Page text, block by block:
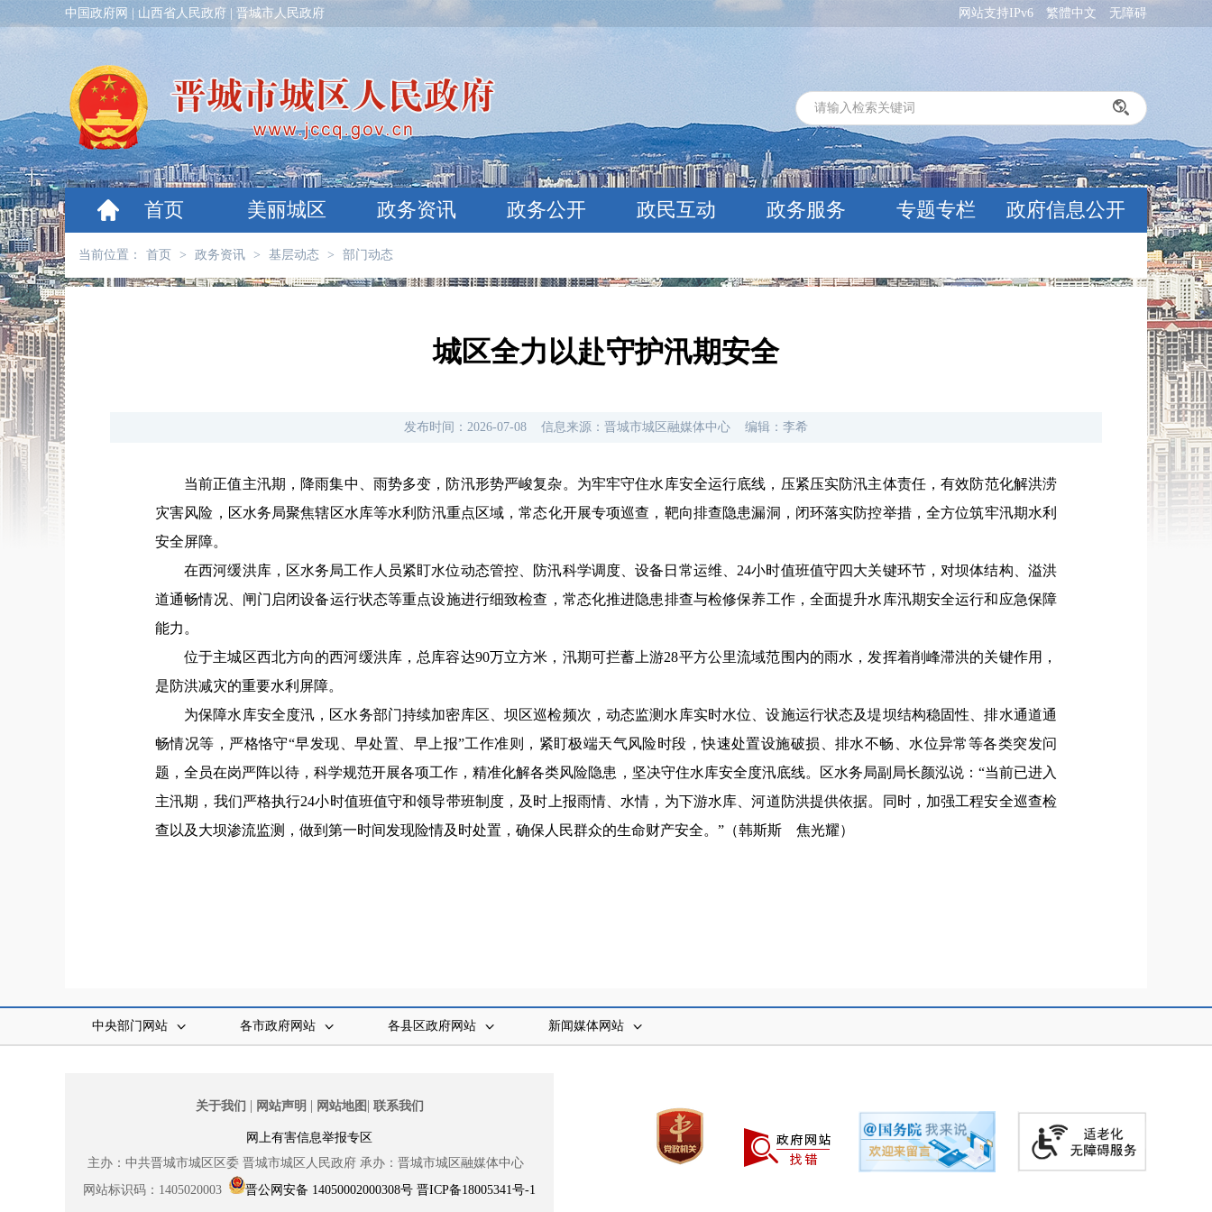
中国政府网 山西省人民政府 晋城市人民政府 网站支持IPv6 繁體中文 无障碍
首页 美丽城区 政务资讯 政务公开 政民互动 政务服务 专题专栏 政府信息公开
当前位置： 首页 > 政务资讯 > 基层动态 > 部门动态
城区全力以赴守护汛期安全
发布时间： 2026-07-08 信息来源： 晋城市城区融媒体中心 编辑： 李希
当前正值主汛期， 降雨集中、雨势多变， 防汛形势严峻复杂。 为牢牢守住水库安全运行底线， 压紧压实防汛主体责任，有效防范化解洪涝
灾害风险， 区水务局聚焦辖区水库等水利防汛重点区域，常态化开展专项巡查， 靶向排查隐患漏洞， 闭环落实防控举措， 全方位筑牢汛期水利
安全屏障。
在西河缓洪库，区水务局工作人员紧盯水位动态管控、防汛科学调度、设备日常运维、24小时值班值守四大关键环节，对坝体结构、溢洪
道通畅情况、闸门启闭设备运行状态等重点设施进行细致检查，常态化推进隐患排查与检修保养工作，全面提升水库汛期安全运行和应急保障
能力。
位于主城区西北方向的西河缓洪库，总库容达90万立方米，汛期可拦蓄上游28平方公里流域范围内的雨水，发挥着削峰滞洪的关键作用，
是防洪减灾的重要水利屏障。
为保障水库安全度汛，区水务部门持续加密库区、坝区巡检频次，动态监测水库实时水位、设施运行状态及堤坝结构稳固性、排水通道通
畅情况等，严格恪守“早发现、早处置、早上报”工作准则，紧盯极端天气风险时段，快速处置设施破损、排水不畅、水位异常等各类突发问
题，全员在岗严阵以待，科学规范开展各项工作，精准化解各类风险隐患，坚决守住水库安全度汛底线。
区水务局副局长颜泓说：“当前已进入
主汛期，我们严格执行24小时值班值守和领导带班制度，及时上报雨情、水情，为下游水库、河道防洪提供依据。同时，加强工程安全巡查检
查以及大坝渗流监测，做到第一时间发现险情及时处置，确保人民群众的生命财产安全。”（韩斯斯 焦光耀）
中央部门网站 各市政府网站 各县区政府网站 新闻媒体网站
关于我们 | 网站声明 | 网站地图 | 联系我们
网上有害信息举报专区
主办：中共晋城市城区区委 晋城市城区人民政府 承办：晋城市城区融媒体中心
网站标识码：1405020003
晋公网安备 14050002000308号 晋ICP备18005341号-1